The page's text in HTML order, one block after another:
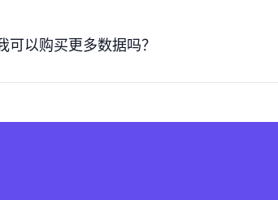
可以购买更多数据吗？